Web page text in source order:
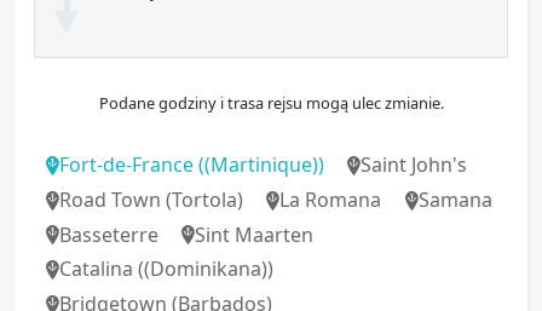
Podane godziny i trasa rejsu mogą ulec zmianie.
Fort-de-France((Martinique))
Saint John's
Road Town (Tortola) La Romana
Samana
Basseterre
Sint Maarten
Catalina ((Dominikana))
Bridgetown (Barbados)